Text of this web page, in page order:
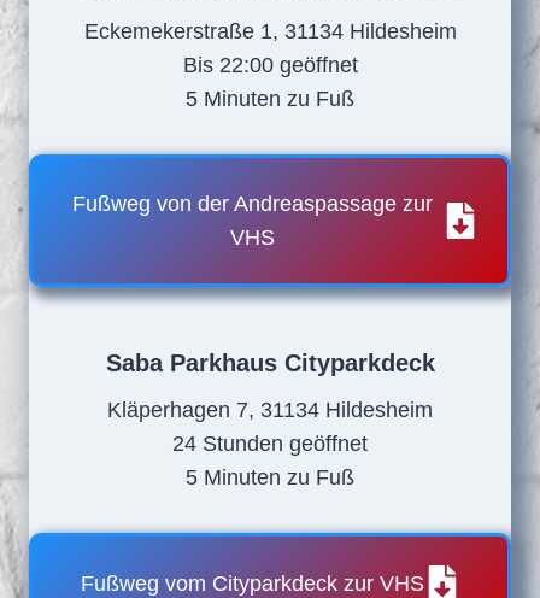
Eckemekerstraße 1, 31134 Hildesheim
Bis 22:00 geöffnet
5 Minuten zu Fuß
Fußweg von der Andreaspassage zur
VHS
Saba Parkhaus Cityparkdeck
Kläperhagen 7, 31134 Hildesheim
24 Stunden geöffnet
5 Minuten zu Fuß
Fußweg vom Cityparkdeck zur VHS